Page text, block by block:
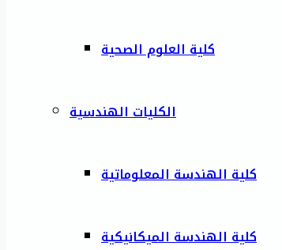
كلية العلوم الصحية
الكليات الهندسية
كلية الهندسة المعلوماتية
كلية الهندسة الميكانيكية